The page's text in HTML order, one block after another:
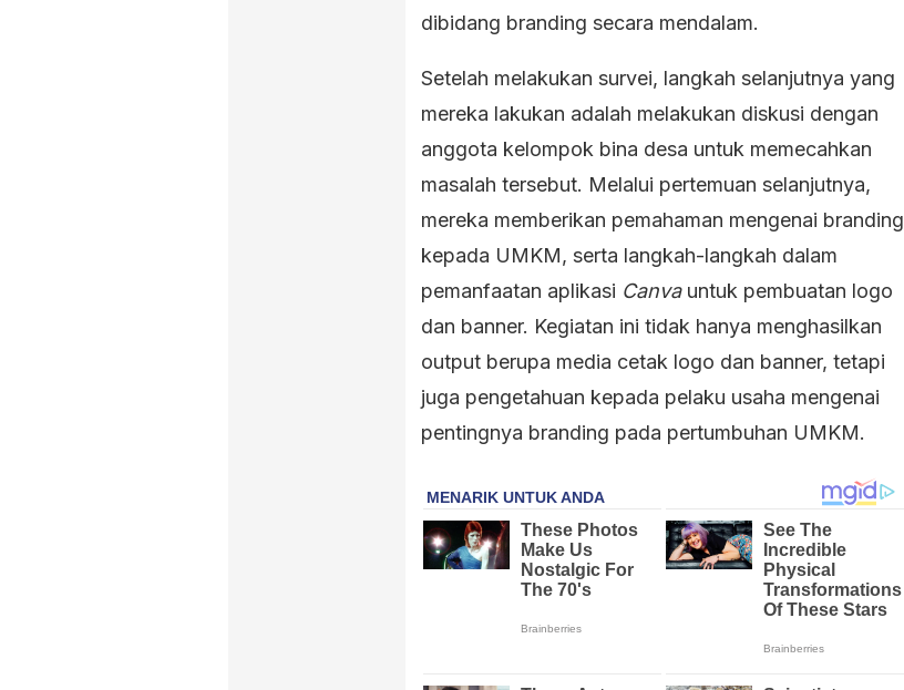
dibidang branding secara mendalam.
Setelah melakukan survei, langkah selanjutnya yang
mereka lakukan adalah melakukan diskusi dengan
anggota kelompok bina desa untuk memecahkan
masalah tersebut. Melalui pertemuan selanjutnya,
mereka memberikan pemahaman mengenai branding
kepada UMKM, serta langkah-langkah dalam
pemanfaatan aplikasi Canva untuk pembuatan logo
dan banner. Kegiatan ini tidak hanya menghasilkan
output berupa media cetak logo dan banner, tetapi
juga pengetahuan kepada pelaku usaha mengenai
pentingnya branding pada pertumbuhan UMKM.